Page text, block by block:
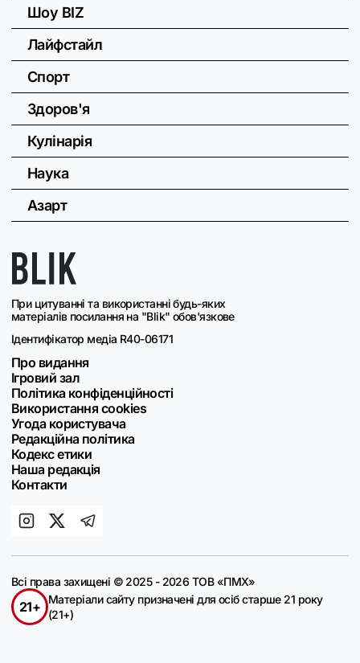
При цитуванні та використанні будь-яких
матеріалів посилання на "Blik" обов'язкове
Ідентифікатор медіа R40-06171
Про видання
Ігровий зал
Політика конфіденційності
Використання cookies
Угода користувача
Редакційна політика
Кодекс етики
Наша редакція
Контакти
Шоу BIZ
Лайфстайл
Спорт
Здоров'я
Кулінарія
Наука
Азарт
Всі права захищені © 2025 - 2026 ТОВ «ПМХ»
21+
Матеріали сайту призначені для осіб старше 21 року
(21+)